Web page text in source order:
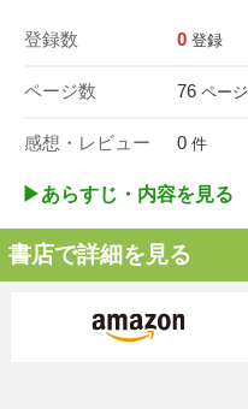
登録数 0 登録
ページ数 76 ページ
感想・レビュー 0 件
▶︎あらすじ・内容を見る
書店で詳細を見る